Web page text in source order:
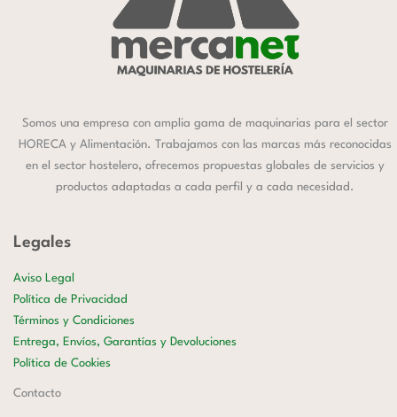
Somos una empresa con amplia gama de maquinarias para el sector
HORECA y Alimentación. Trabajamos con las marcas más reconocidas
en el sector hostelero, ofrecemos propuestas globales de servicios y
productos adaptadas a cada perfil y a cada necesidad.
Legales
Aviso Legal
Política de Privacidad
Términos y Condiciones
Entrega, Envíos, Garantías y Devoluciones
Política de Cookies
Contacto